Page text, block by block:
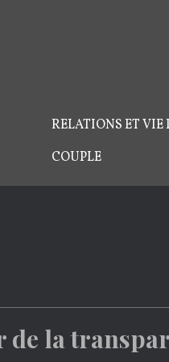
RELATIONS ET VIE
COUPLE
de la